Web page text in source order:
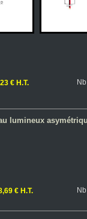
€ H.T.
lumineux
€ H.T.